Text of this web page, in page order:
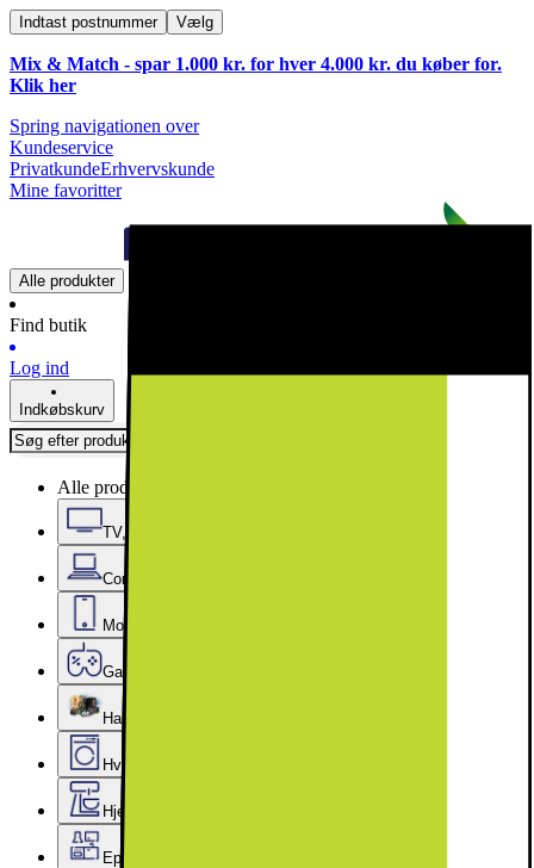
Indtast postnummer Vælg
Mix & Match - spar 1.000 kr. for hver 4.000 kr. du køber for.
Klik her
Spring navigationen over
Kundeservice
PrivatkundeErhvervskunde
Mine favoritter
Alle produkter
Find butik
Log ind
Indkøbskurv
Alle produkter
TV, Lyd & Smart Home
Computer & Kontor
Mobil, Tablet & Smartwatch
Gaming
Hardware
Hvidevarer
Hjem, Rengøring & Køkkenudstyr
Epoq køkken & bryggers